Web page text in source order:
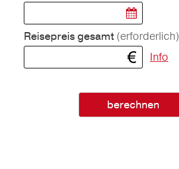
Reisepreis gesamt (erforderlich)
Info
berechnen